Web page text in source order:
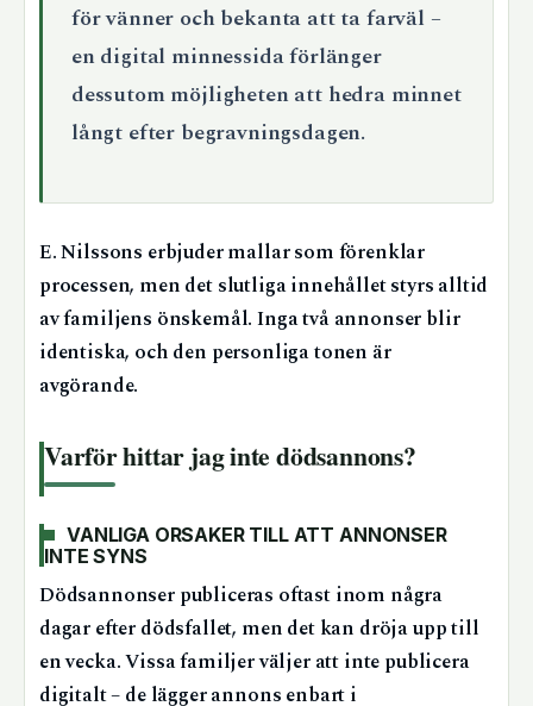
för vänner och bekanta att ta farväl –
en digital minnessida förlänger
dessutom möjligheten att hedra minnet
långt efter begravningsdagen.
E. Nilssons erbjuder mallar som förenklar
processen, men det slutliga innehållet styrs alltid
av familjens önskemål. Inga två annonser blir
identiska, och den personliga tonen är
avgörande.
Varför hittar jag inte dödsannons?
VANLIGA ORSAKER TILL ATT ANNONSER
INTE SYNS
Dödsannonser publiceras oftast inom några
dagar efter dödsfallet, men det kan dröja upp till
en vecka. Vissa familjer väljer att inte publicera
digitalt – de lägger annons enbart i